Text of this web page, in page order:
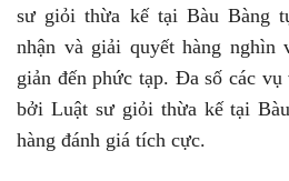
sư giỏi thừa kế tại Bàu Bàng
nhận và giải quyết hàng
giản đến phức tạp. Đa số các
bởi Luật sư giỏi thừa kế tại
hàng đánh giá tích cực.